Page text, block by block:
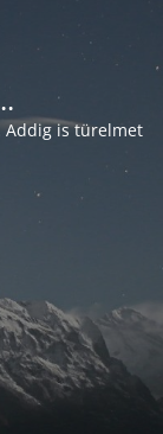
Addig is türelmet